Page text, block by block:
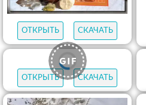
ОТКРЫТЬ СКАЧАТЬ